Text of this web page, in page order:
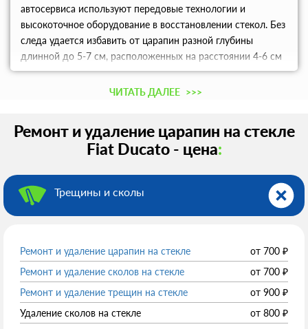
автосервиса используют передовые технологии и
высокоточное оборудование в восстановлении стекол. Без
следа удается избавить от царапин разной глубины
длинной до 5-7 см, расположенных на расстоянии 4-6 см
от крайних точек стекла. Проконсультироваться по ценам,
условиям действия дисконтной программы можно по
ЧИТАТЬ ДАЛЕЕ >>>
Ремонт и удаление царапин на стекле
Fiat Ducato - цена:
Трещины и сколы
Ремонт и удаление царапин на стекле от 700 ₽
Ремонт и удаление сколов на стекле
от 700 ₽
Ремонт и удаление трещин на стекле
от 900 ₽
Удаление сколов на стекле
от 800 ₽